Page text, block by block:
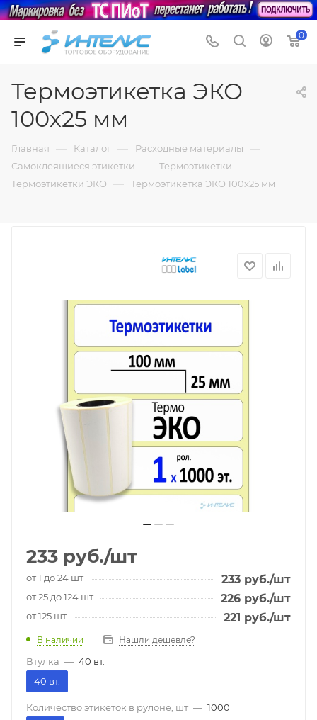
0
Термоэтикетка ЭКО
100х25 мм
Главная — Каталог — Расходные материалы —
Самоклеящиеся этикетки — Термоэтикетки —
Термоэтикетки ЭКО — Термоэтикетка ЭКО 100х25 мм
233 руб./шт
от 1 до 24 шт 233 руб./шт
от 25 до 124 шт 226 руб./шт
от 125 шт 221 руб./шт
В наличии Нашли дешевле?
Втулка — 40 вт.
40 вт.
Количество этикеток в рулоне, шт — 1000